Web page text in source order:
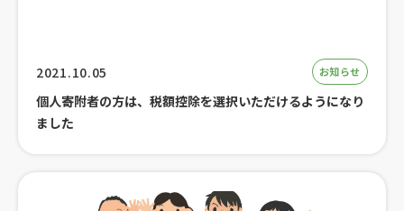
2021.10.05 お知らせ
個人寄附者の方は、税額控除を選択いただけるようになり
ました